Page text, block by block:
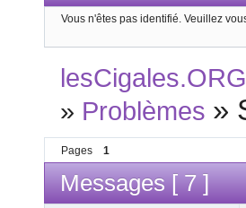
Vous n'êtes pas identifié. Veuillez
» Problèmes »
Pages 1
Messages [ 7 ]